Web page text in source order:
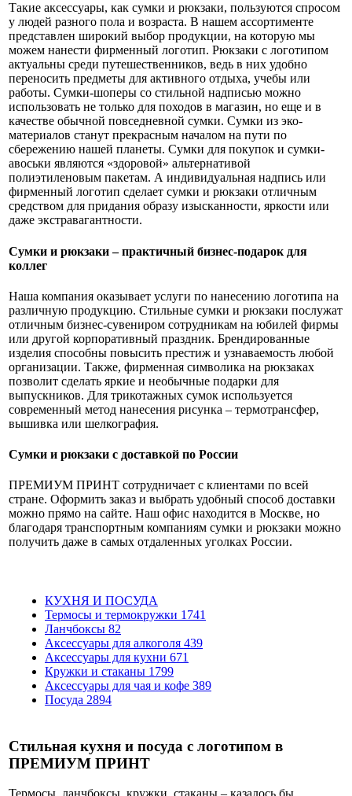
Такие аксессуары, как сумки и рюкзаки, пользуются спросом
у людей разного пола и возраста. В нашем ассортименте
представлен широкий выбор продукции, на которую мы
можем нанести фирменный логотип. Рюкзаки с логотипом
актуальны среди путешественников, ведь в них удобно
переносить предметы для активного отдыха, учебы или
работы. Сумки-шоперы со стильной надписью можно
использовать не только для походов в магазин, но еще и в
качестве обычной повседневной сумки. Сумки из эко-
материалов станут прекрасным началом на пути по
сбережению нашей планеты. Сумки для покупок и сумки-
авоськи являются «здоровой» альтернативой
полиэтиленовым пакетам. А индивидуальная надпись или
фирменный логотип сделает сумки и рюкзаки отличным
средством для придания образу изысканности, яркости или
даже экстравагантности.
Сумки и рюкзаки – практичный бизнес-подарок для
коллег
Наша компания оказывает услуги по нанесению логотипа на
различную продукцию. Стильные сумки и рюкзаки послужат
отличным бизнес-сувениром сотрудникам на юбилей фирмы
или другой корпоративный праздник. Брендированные
изделия способны повысить престиж и узнаваемость любой
организации. Также, фирменная символика на рюкзаках
позволит сделать яркие и необычные подарки для
выпускников. Для трикотажных сумок используется
современный метод нанесения рисунка – термотрансфер,
вышивка или шелкография.
Сумки и рюкзаки с доставкой по России
ПРЕМИУМ ПРИНТ сотрудничает с клиентами по всей
стране. Оформить заказ и выбрать удобный способ доставки
можно прямо на сайте. Наш офис находится в Москве, но
благодаря транспортным компаниям сумки и рюкзаки можно
получить даже в самых отдаленных уголках России.
КУХНЯ И ПОСУДА
Термосы и термокружки 1741
Ланчбоксы 82
Аксессуары для алкоголя 439
Аксессуары для кухни 671
Кружки и стаканы 1799
Аксессуары для чая и кофе 389
Посуда 2894
Стильная кухня и посуда с логотипом в
ПРЕМИУМ ПРИНТ